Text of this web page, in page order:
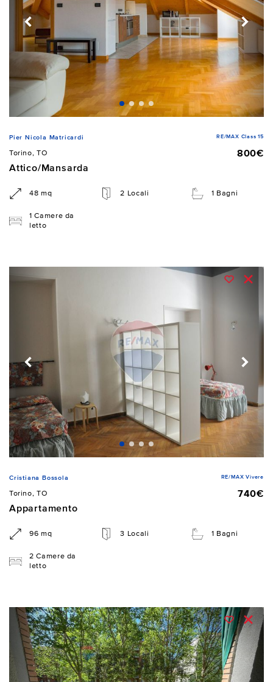
Pier Nicola Matricardi RE/MAX Class 15
Torino, TO
800€
Attico/Mansarda
48 mq 2 Locali 1 Bagni
1 Camere da
letto
Cristiana Bossola RE/MAX Vivere
Torino, TO
740€
Appartamento
96 mq 3 Locali 1 Bagni
2 Camere da
letto